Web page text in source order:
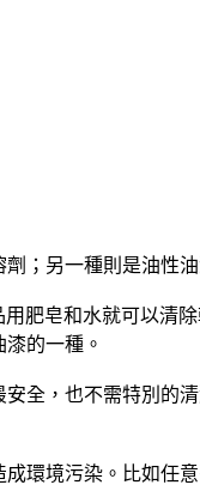
；另一種則是油性
肥皂和水就可以清
的一種。
全，也不需特別的
環境污染。比如任